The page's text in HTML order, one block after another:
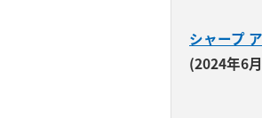
シャープ
(2024年6